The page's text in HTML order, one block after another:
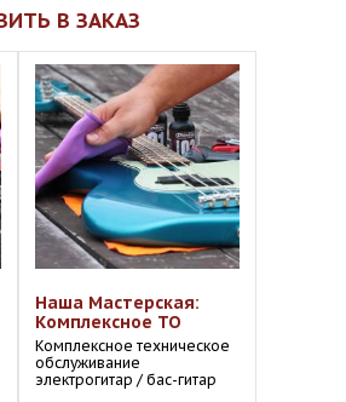
В ЗАКАЗ
Наша Мастерская:
Комплексное ТО
Комплексное техническое
обслуживание
электрогитар / бас-гитар